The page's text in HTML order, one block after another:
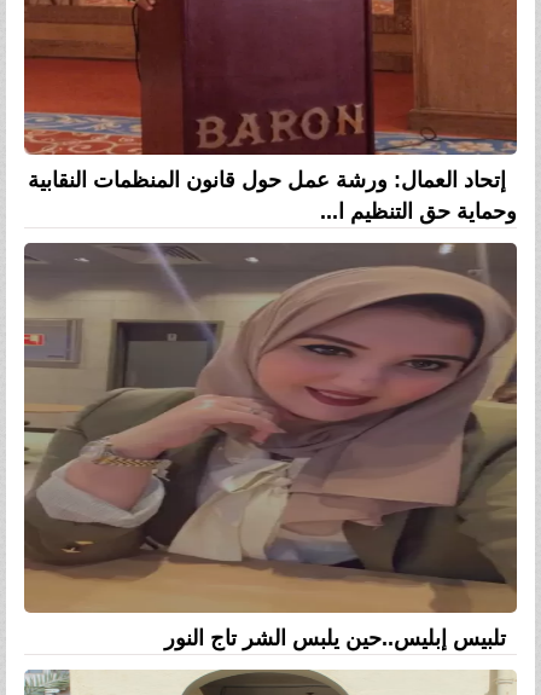
إتحاد العمال: ورشة عمل حول قانون المنظمات النقابية
وحماية حق التنظيم ا...
تلبيس إبليس..حين يلبس الشر تاج النور